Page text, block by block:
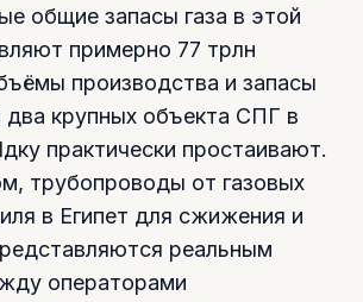
общие запасы газа в этой
примерно 77 трлн
производства и запасы
два крупных объекта СПГ в
практически простаивают.
трубопроводы от газовых
в Египет для сжижения и
реальным
операторами